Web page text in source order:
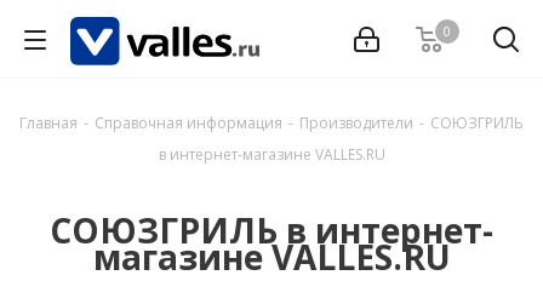
0
Главная - Справочная информация - Производители - СОЮЗГРИЛЬ
в интернет-магазине VALLES.RU
СОЮЗГРИЛЬ в интернет-
магазине VALLES.RU